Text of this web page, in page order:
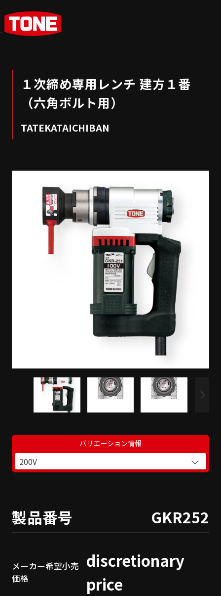
１次締め専用レンチ 建方１番
（六角ボルト用）
TATEKATAICHIBAN
バリエーション情報
200V
製品番号 GKR252
メーカー希望小売
価格
discretionary
price